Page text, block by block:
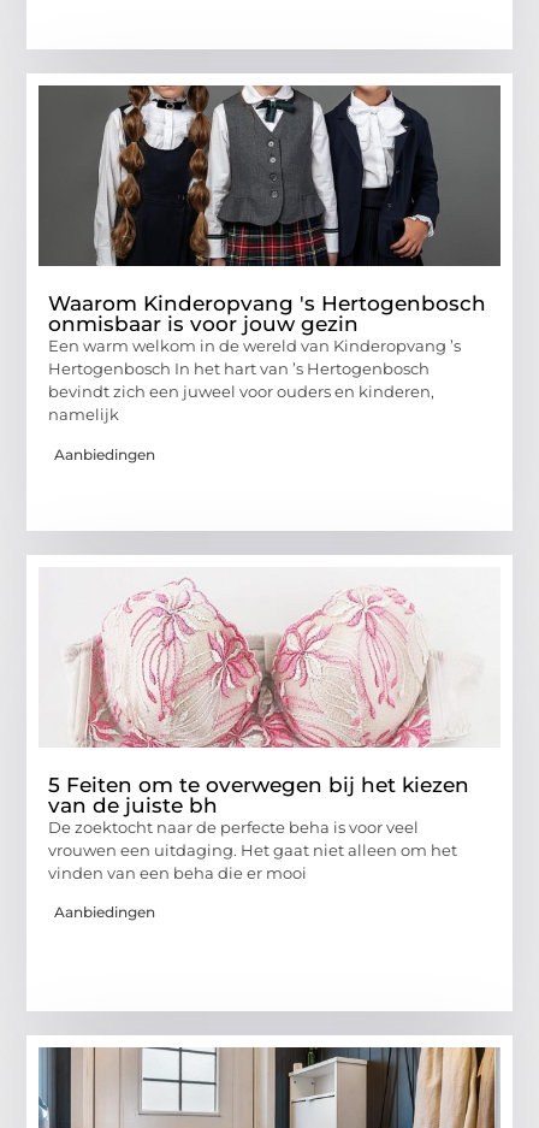
Waarom Kinderopvang 's Hertogenbosch
onmisbaar is voor jouw gezin
Een warm welkom in de wereld van Kinderopvang ’s
Hertogenbosch In het hart van ’s Hertogenbosch
bevindt zich een juweel voor ouders en kinderen,
namelijk
Aanbiedingen
5 Feiten om te overwegen bij het kiezen
van de juiste bh
De zoektocht naar de perfecte beha is voor veel
vrouwen een uitdaging. Het gaat niet alleen om het
vinden van een beha die er mooi
Aanbiedingen